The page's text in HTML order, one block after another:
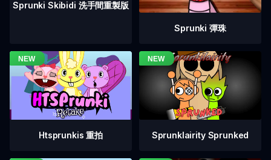
Sprunki Skibidi 洗手間重製版
Sprunki 彈珠
Htsprunkis 重拍 Sprunklairity Sprunked